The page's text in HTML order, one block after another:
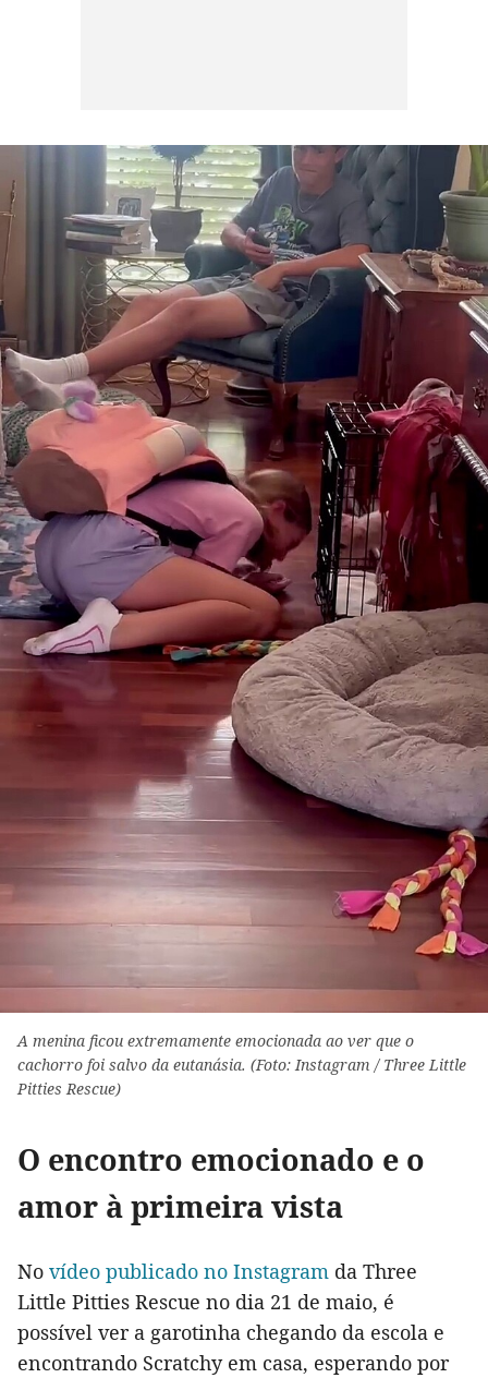
A menina ficou extremamente emocionada ao ver que o
cachorro foi salvo da eutanásia. (Foto: Instagram / Three Little
Pitties Rescue)
O encontro emocionado e o
amor à primeira vista
No vídeo publicado no Instagram da Three
Little Pitties Rescue no dia 21 de maio, é
possível ver a garotinha chegando da escola e
encontrando Scratchy em casa, esperando por